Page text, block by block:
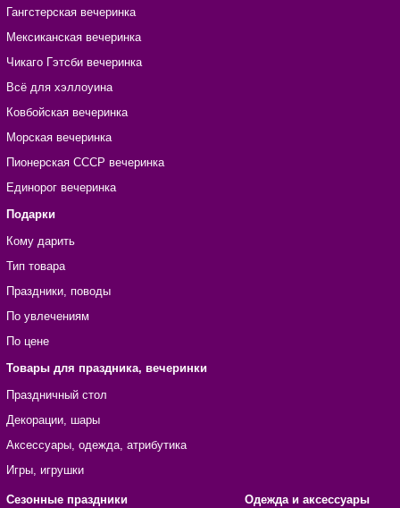
Гангстерская вечеринка
Мексиканская вечеринка
Чикаго Гэтсби вечеринка
Всё для хэллоуина
Ковбойская вечеринка
Морская вечеринка
Пионерская СССР вечеринка
Единорог вечеринка
Подарки
Кому дарить
Тип товара
Праздники, поводы
По увлечениям
По цене
Товары для праздника, вечеринки
Праздничный стол
Декорации, шары
Аксессуары, одежда, атрибутика
Игры, игрушки
Сезонные праздники
Одежда и аксессуары